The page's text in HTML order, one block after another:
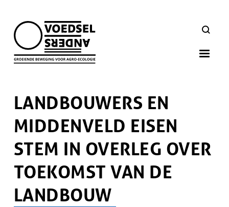
main
navigation
ZOEKEN
LANDBOUWERS EN
MIDDENVELD EISEN
STEM IN OVERLEG OVER
TOEKOMST VAN DE
LANDBOUW